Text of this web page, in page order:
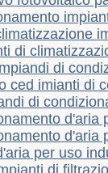
di
di
ced imianti di
di
d'aria
d'aria
per uso
di